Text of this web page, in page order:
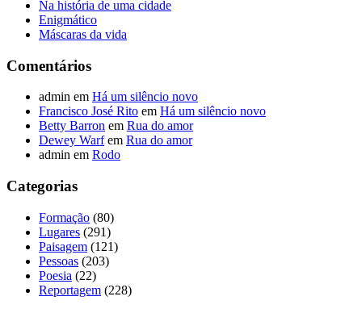
Na história de uma cidade
Enigmático
Máscaras da vida
Comentários
admin em Há um silêncio novo
Francisco José Rito em Há um silêncio novo
Betty Barron em Rua do amor
Dewey Warfem Rua do amor
admin em Rodo
Categorias
Formação (80)
Lugares (291)
Paisagem (121)
Pessoas (203)
Poesia (22)
Reportagem (228)